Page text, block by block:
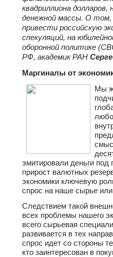
квадриллиона долларов,
денежной массы. О том,
привести российскую
спекуляций, на
оборонной политике
РФ, академик РАН
Маргиналы от
Мы
эмитировали деньги
прирост валютных
экономики ключевую
спрос на наше сырье
Следствием такой
всех проблемы нашего
всего сырьевая
развивается в тех
спрос идет со стороны
кто заинтересован в